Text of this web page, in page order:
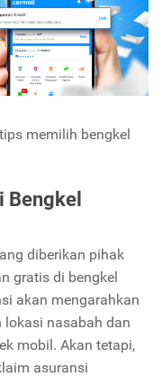
memilih bengkel
Bengkel
diberikan pihak
gratis di bengkel
akan mengarahkan
lokasi nasabah dan
mobil. Akan tetapi,
asuransi